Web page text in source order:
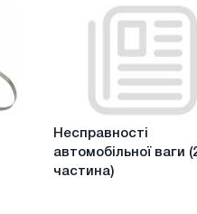
рекомендації
Несправності
автомобільної
Несправності
автомобільної ваги
частина)